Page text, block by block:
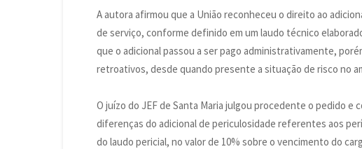
A autora afirmou que a União reconheceu o direito ao
de serviço, conforme definido em um laudo técnico
que o adicional passou a ser pago administrativamente,
retroativos, desde quando presente a situação de risco no
O juízo do JEF de Santa Maria julgou procedente o pedido e
diferenças do adicional de periculosidade referentes aos
do laudo pericial, no valor de 10% sobre o vencimento do